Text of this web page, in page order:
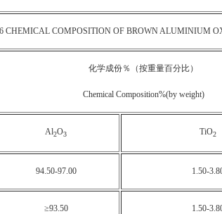
CHEMICAL COMPOSITION OF BROWN ALUMINIUM
化学成份％（按重量百分比）
Chemical Composition%(by weight)
Al2O3 TiO2
94.50-97.00 1.50-
≥93.50 1.50-